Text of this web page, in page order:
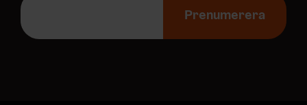
p
Prenumerera